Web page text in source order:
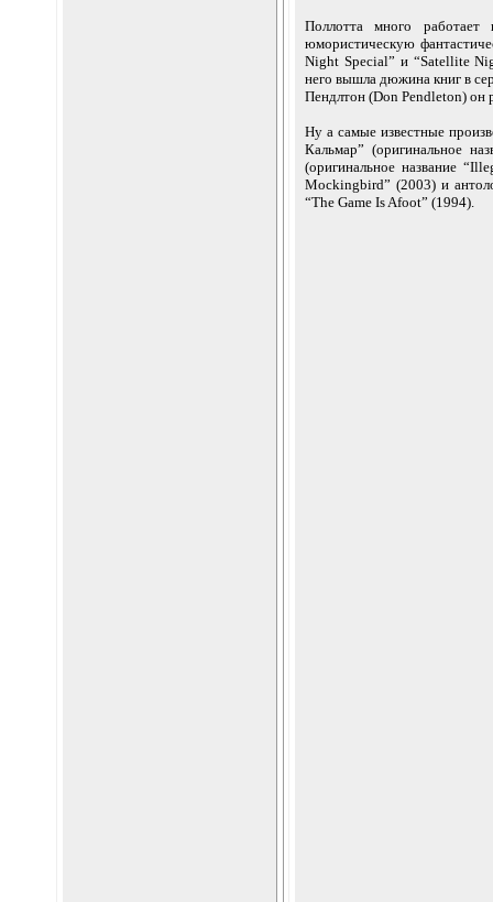
Поллотта много
юмористическую
Night Special” и “Satellite
него вышла дюжина книг в
Пендлтон (Don Pendleton) он
Ну а самые известные
Кальмар” (оригинальное
(оригинальное название
Mockingbird” (2003) и
“The Game Is Afoot” (1994).